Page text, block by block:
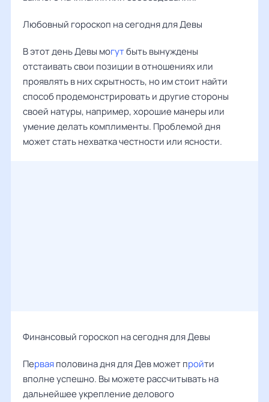
Любовный гороскоп на сегодня для Девы
В этот день Девы могутбыть вынуждены
отстаивать свои позиции в отношениях или
проявлять в них скрытность, но им стоит найти
способ продемонстрировать и другие стороны
своей натуры, например, хорошие манеры или
умение делать комплименты. Проблемой дня
может стать нехватка честности или ясности.
Финансовый гороскоп на сегодня для Девы
Перваяполовина дня для Дев может пройти
вполне успешно. Вы можете рассчитывать на
дальнейшее укрепление делового